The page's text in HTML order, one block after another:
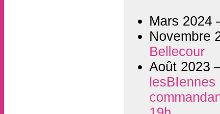
Mars 2024
Novembre
Bellecour
Août 2023